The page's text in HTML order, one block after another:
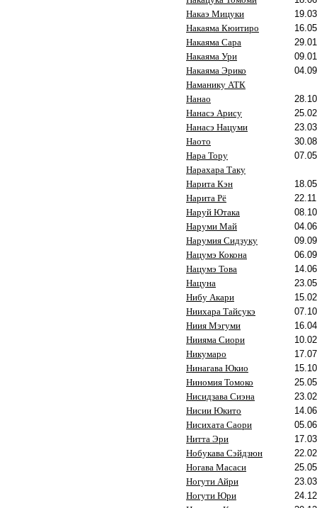
Накаэ Мицуки
Накаяма Кюитиро
Накаяма Сара
Накаяма Ури
Накаяма Эрико
Наманику АТК
Нанао
Нанасэ Арису
Нанасэ Нацуми
Наото
Нара Тору
Нарахара Таку
Нарита Кэн
Нарита Рё
Наруй Ютака
Наруми Май
Нарумия Сидзуку
Нацумэ Кокона
Нацумэ Това
Нацуна
Нибу Акари
Ниихара Тайсукэ
Ниия Мэгуми
Ниияма Сиори
Никумаро
Нинагава Юкио
Ниномия Томоко
Нисидзава Сиэна
Нисии Юкито
Нисихата Саори
Нитта Эри
Нобукава Сэйдзюн
Ногава Масаси
Ногути Айри
Ногути Юри